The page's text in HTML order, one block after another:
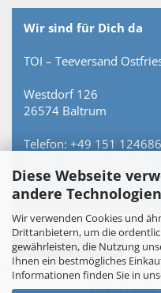
Diese Webseite
andere Technologien
Wir verwenden Cookies und
Drittanbietern, um die
gewährleisten, die Nutzung
Ihnen ein bestmögliches
Informationen finden Sie in
Wir sind für Dich da
TOI – Teeversand
Westdorf 126
26574 Baltrum
Telefon: +49 151
Persönlich erreichbar – keine
Vertrag widerrufen
Webshopby